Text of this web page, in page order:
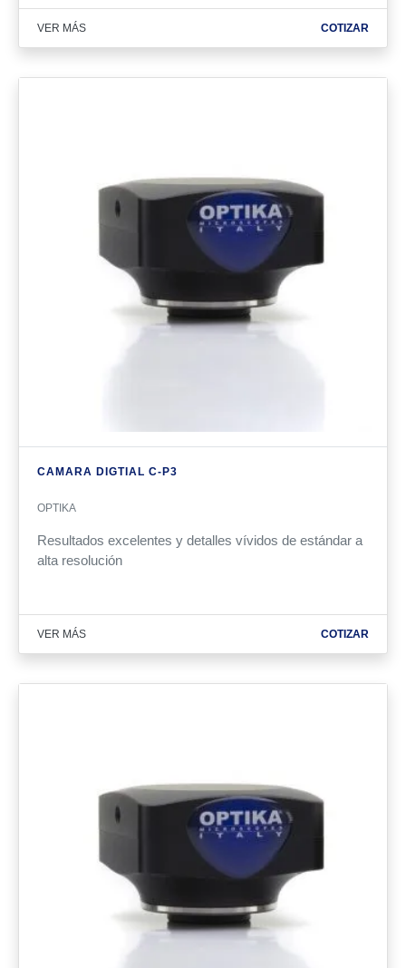
VER MÁS COTIZAR
CAMARA DIGTIAL C-P3
OPTIKA
Resultados excelentes y detalles vívidos de estándar a
alta resolución
VER MÁS COTIZAR